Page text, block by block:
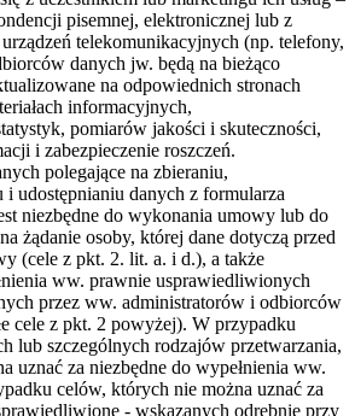
pisemnej, elektronicznej lub z
telekomunikacyjnych (np. telefony,
danych jw. będą na bieżąco
na odpowiednich stronach
informacyjnych,
pomiarów jakości i skuteczności,
i zabezpieczenie roszczeń.
polegające na zbieraniu,
udostępnianiu danych z formularza
niezbędne do wykonania umowy lub do
żądanie osoby, której dane dotyczą przed
(cele z pkt. 2. lit. a. i d.), a także
ww. prawnie usprawiedliwionych
przez ww. administratorów i odbiorców
cele z pkt. 2 powyżej). W przypadku
lub szczególnych rodzajów przetwarzania,
uznać za niezbędne do wypełnienia ww.
celów, których nie można uznać za
- wskazanych odrębnie przy